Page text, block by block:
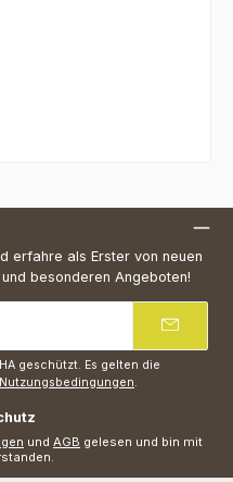
erfahre als Erster von neuen
besonderen Angeboten!
geschützt. Es gelten die
Nutzungsbedingungen.
und AGB gelesen und bin mit